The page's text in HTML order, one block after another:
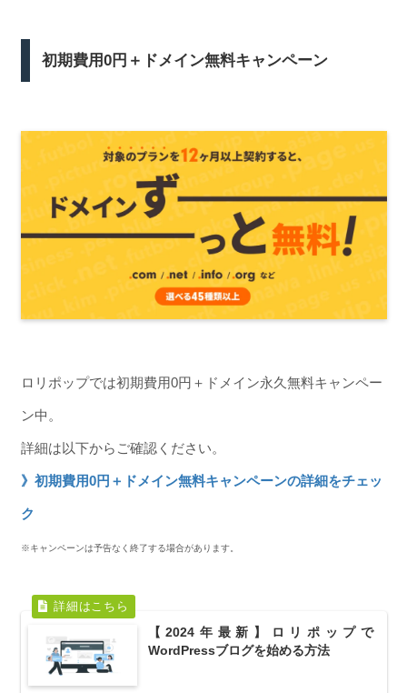
初期費用0円＋ドメイン無料キャンペーン
ロリポップでは初期費用0円＋ドメイン永久無料キャンペー
ン中。
詳細は以下からご確認ください。
》初期費用0円＋ドメイン無料キャンペーンの詳細をチェッ
ク
※キャンペーンは予告なく終了する場合があります。
【2024年最新】ロリポップで
WordPressブログを始める方法